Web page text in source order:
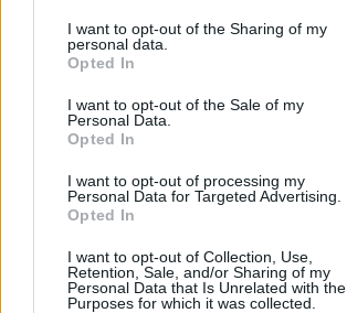
I want to opt-out of the Sharing of my
personal data.
Opted In
I want to opt-out of the Sale of my
Personal Data.
Opted In
I want to opt-out of processing my
Personal Data for Targeted Advertising.
Opted In
I want to opt-out of Collection, Use,
Retention, Sale, and/or Sharing of my
Personal Data that Is Unrelated with the
Purposes for which it was collected.
Die Simpsons (The Simpsons)
Der Tod steht ihm gut (USA,2018)
Serie